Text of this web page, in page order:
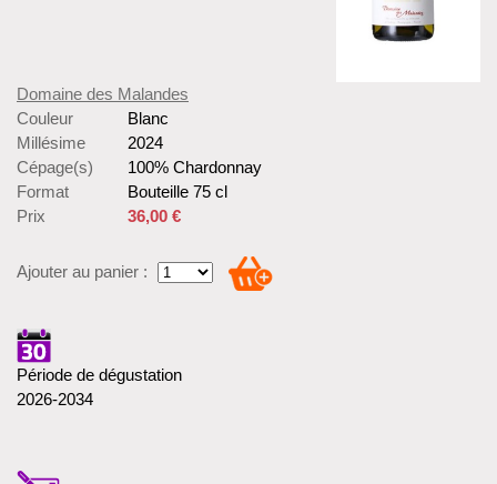
Domaine des Malandes
Couleur
Blanc
Millésime
2024
Cépage(s)
100% Chardonnay
Format
Bouteille 75 cl
Prix
36,00 €
Ajouter au panier :
Période de dégustation
2026-2034